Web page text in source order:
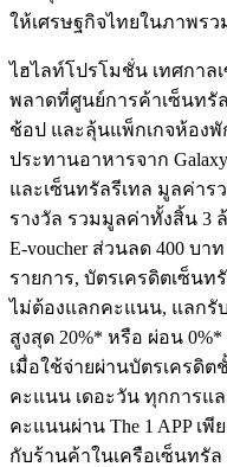
ให้เศรษฐกิจไทยในภาพรว
ไฮไลท์โปรโมชั่น เทศกา
พลาดที่ศูนย์การค้าเซ็นทรั
ช้อป และลุ้นแพ็กเกจห้องพั
ประทานอาหารจาก
และเซ็นทรัลรีเทล มูลค่าร
รางวัล รวมมูลค่าทั้งสิ้น 3
E-voucher ส่วนลด 400 บ
รายการ, บัตรเครดิตเซ็นท
ไม่ต้องแลกคะแนน, แลกรั
สูงสุด 20%* หรือ ผ่อน
เมื่อใช้จ่ายผ่านบัตรเครดิ
คะแนน เดอะวัน ทุกการแ
คะแนนผ่าน The 1 APP เ
กับร้านค้าในเครือเซ็นทรั